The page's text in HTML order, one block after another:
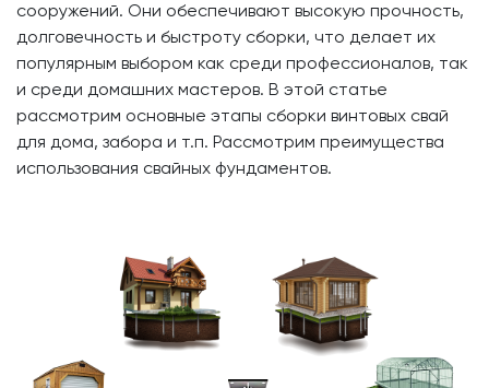
сооружений. Они обеспечивают высокую прочность,
долговечность и быстроту сборки, что делает их
популярным выбором как среди профессионалов, так
и среди домашних мастеров. В этой статье
рассмотрим основные этапы сборки винтовых свай
для дома, забора и т.п. Рассмотрим преимущества
использования свайных фундаментов.